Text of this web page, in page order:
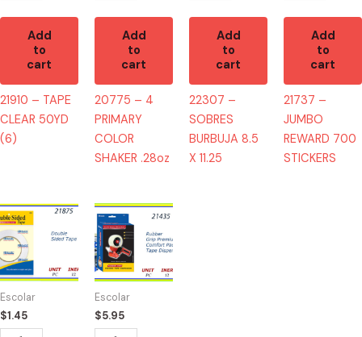
Add
to
cart
21910 – TAPE
CLEAR 50YD
(6)
Add
to
cart
20775 – 4
PRIMARY
COLOR
SHAKER .28oz
Add
to
cart
22307 –
SOBRES
BURBUJA 8.5
X 11.25
Add
to
cart
21737 –
JUMBO
REWARD 700
STICKERS
Escolar
$1.45
21875
-
MASKING
TAPE
DOBLE
LADO
quantity
Escolar
$5.95
21435
-
MAQUINA
PARA
TAPE
quantity